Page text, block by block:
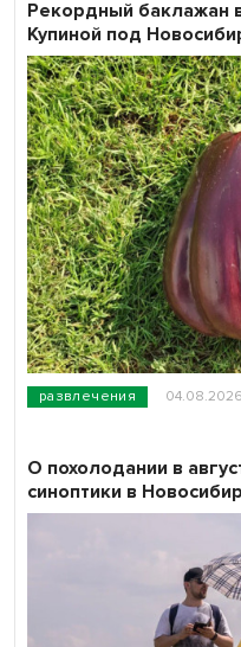
развлечения 04.08.2026
Рекордный баклажан
Купиной под
О похолодании в
синоптики в